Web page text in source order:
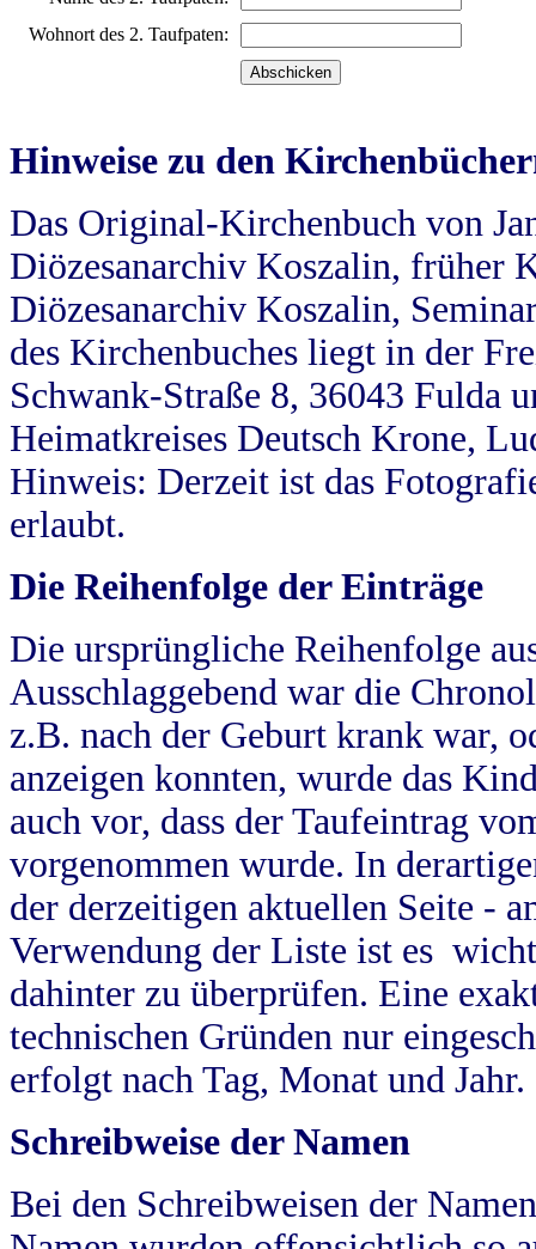
Wohnort des 2. Taufpaten:
Hinweise zu den
Das Original-Kirchenbuch von
Diözesanarchiv Koszalin, früher
Diözesanarchiv Koszalin,
des Kirchenbuches liegt in der
Schwank-Straße 8, 36043 Fulda
Heimatkreises Deutsch Krone,
Hinweis: Derzeit ist das
erlaubt.
Die Reihenfolge der Einträge
Die ursprüngliche Reihenfolge
Ausschlaggebend war die
z.B. nach der Geburt krank war,
anzeigen konnten, wurde das
auch vor, dass der Taufeintrag
vorgenommen wurde. In
der derzeitigen aktuellen Seite -
Verwendung der Liste ist es
dahinter zu überprüfen. Eine
technischen Gründen nur
erfolgt nach Tag, Monat und Jahr.
Schreibweise der Namen
Bei den Schreibweisen der